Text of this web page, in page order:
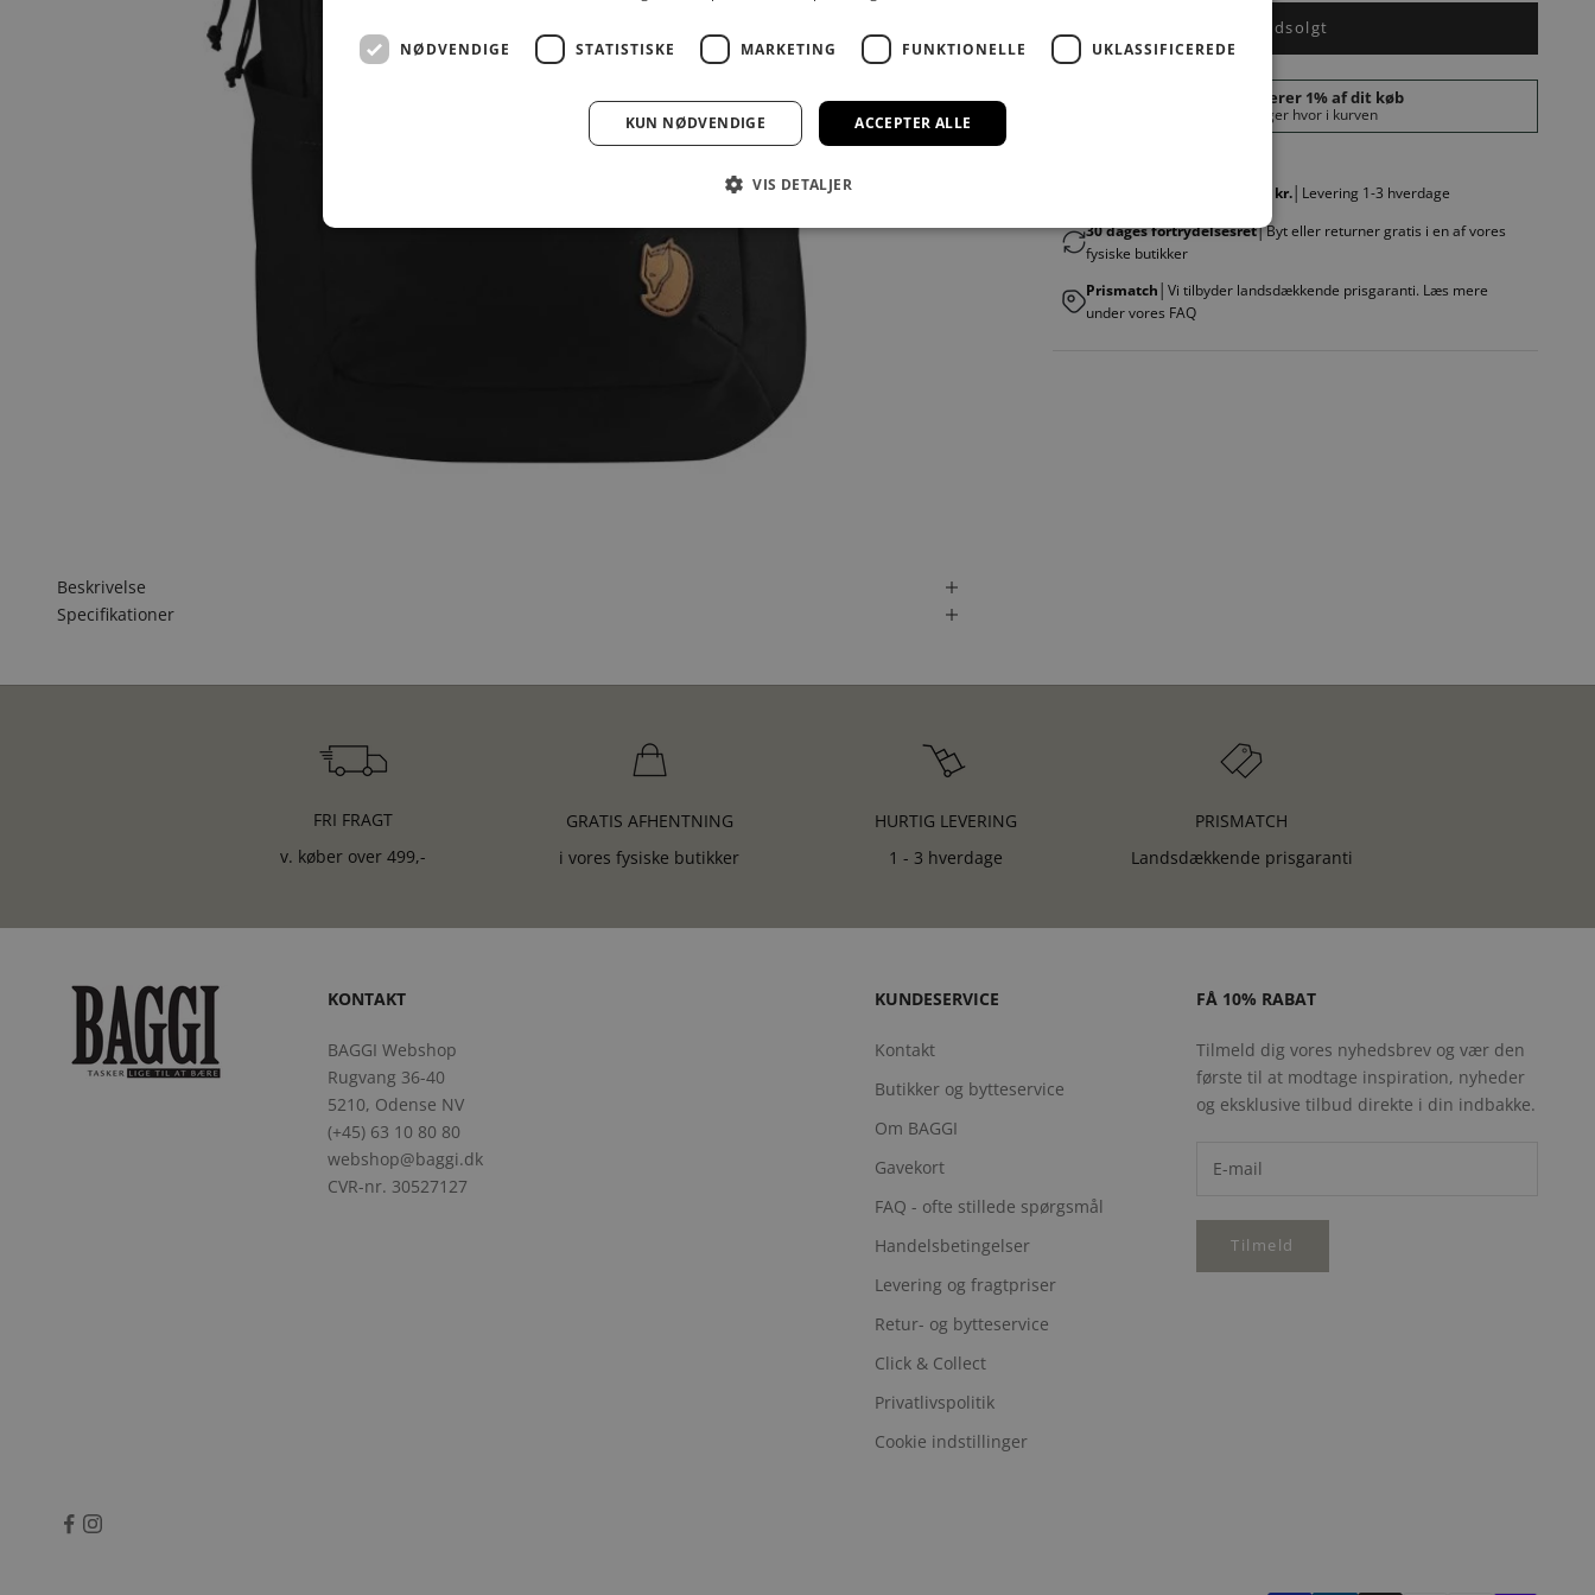
Udsolgt
Fri fragt v. køb over 499,00 kr. │Levering 1-3 hverdage
30 dages fortrydelsesret│Byt eller returner gratis i en af vores
fysiske butikker
Prismatch │Vi tilbyder landsdækkende prisgaranti. Læs mere
under vores FAQ
Beskrivelse
Specifikationer
FRI FRAGT
v. køber over 499,-
GRATIS AFHENTNING
i vores fysiske butikker
HURTIG LEVERING
1 - 3 hverdage
PRISMATCH
Landsdækkende prisgaranti
KONTAKT
BAGGI Webshop
Rugvang 36-40
5210, Odense NV
(+45) 63 10 80 80
webshop@baggi.dk
CVR-nr. 30527127
KUNDESERVICE
Kontakt
Butikker og bytteservice
Om BAGGI
Gavekort
FAQ - ofte stillede spørgsmål
Handelsbetingelser
Levering og fragtpriser
Retur- og bytteservice
Click & Collect
Privatlivspolitik
Cookie indstillinger
FÅ 10% RABAT
Tilmeld dig vores nyhedsbrev og vær den
første til at modtage inspiration, nyheder
og eksklusive tilbud direkte i din indbakke.
Tilmeld
NØDVENDIGE STATISTISKE MARKETING FUNKTIONELLE UKLASSIFICEREDE
ACCEPTER ALLE
KUN NØDVENDIGE
VIS DETALJER